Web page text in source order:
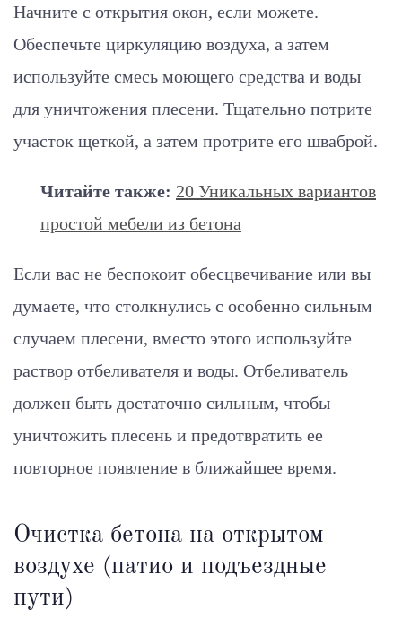
Начните с открытия окон, если можете.
Обеспечьте циркуляцию воздуха, а затем
используйте смесь моющего средства и воды
для уничтожения плесени. Тщательно потрите
участок щеткой, а затем протрите его шваброй.
Читайте также: 20 Уникальных вариантов
простой мебели из бетона
Если вас не беспокоит обесцвечивание или вы
думаете, что столкнулись с особенно сильным
случаем плесени, вместо этого используйте
раствор отбеливателя и воды. Отбеливатель
должен быть достаточно сильным, чтобы
уничтожить плесень и предотвратить ее
повторное появление в ближайшее время.
Очистка бетона на открытом
воздухе (патио и подъездные
пути)